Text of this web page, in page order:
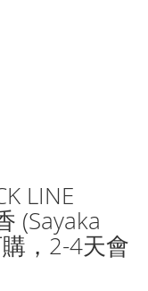
LINE
(Sayaka
，2-4天會